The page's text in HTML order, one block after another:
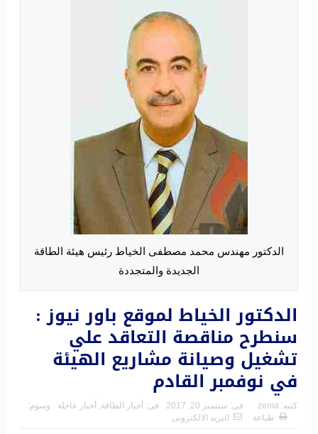
الدكتور مهندس محمد مصطفى الخياط رئيس هيئة الطاقة
الجديدة والمتجددة
الدكتور الخياط لموقع باور نيوز :
سنطرح مناقصة التعاقد علي
تشغيل وصيانة مشاريع الهيئة
في نوفمبر القادم
كتبه: zema فى: سبتمبر 20, 2017 فى: أخبار الطاقة أخبار عاجلة
وسوم:
طباعة
البريد الالكترونى